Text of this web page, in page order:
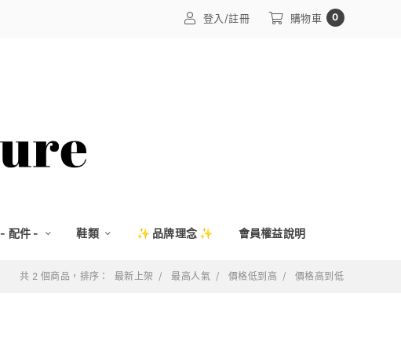
登入/註冊 購物車 0
- 配件 - 鞋類 ✨ 品牌理念 ✨ 會員權益說明
共 2 個商品，排序： 最新上架 最高人氣 價格低到高 價格高到低